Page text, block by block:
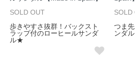
SOLD OUT
歩きやすさ抜群！バックスト
ラップ付のローヒールサンダ
ル★
SOLD
つま
ンダ